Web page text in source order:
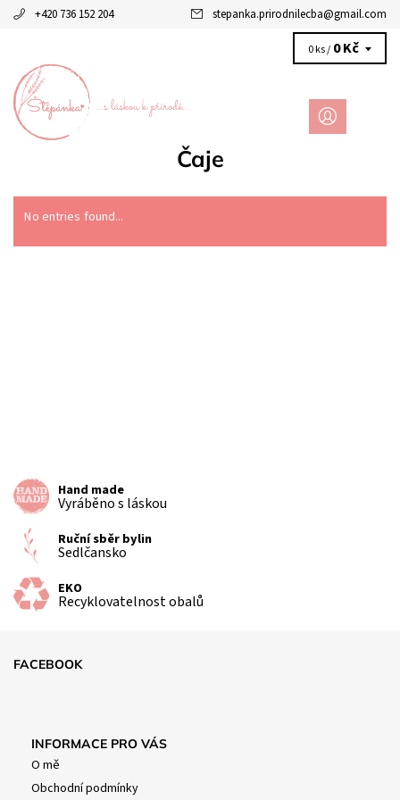
+420 736 152 204 stepanka.prirodnilecba@gmail.com
0 ks / 0 Kč
Čaje
No entries found...
Hand made
Vyráběno s láskou
Ruční sběr bylin
Sedlčansko
EKO
Recyklovatelnost obalů
FACEBOOK
INFORMACE PRO VÁS
O mě
Obchodní podmínky